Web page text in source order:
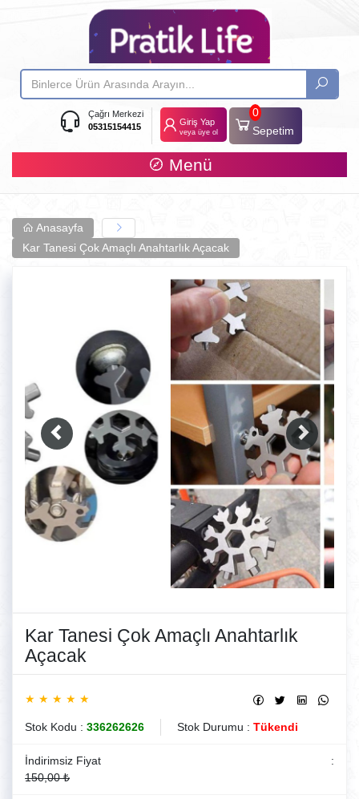
Çağrı Merkezi
05315154415
Giriş Yap
veya üye ol
0
Sepetim
Menü
Anasayfa
Kar Tanesi Çok Amaçlı Anahtarlık Açacak
Kar Tanesi Çok Amaçlı Anahtarlık
Açacak
★ ★ ★ ★ ★
Stok Kodu : 336262626 Stok Durumu : Tükendi
İndirimsiz Fiyat
:
150,00 ₺